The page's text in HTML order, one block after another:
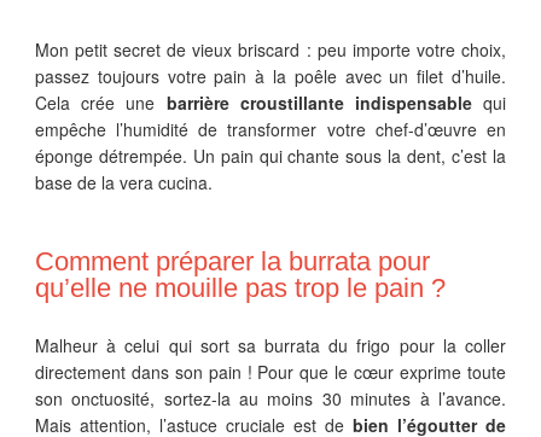
Mon petit secret de vieux briscard : peu importe votre choix,
passez toujours votre pain à la poêle avec un filet d’huile.
Cela crée une barrière croustillante indispensablequi
empêche l’humidité de transformer votre chef-d’œuvre en
éponge détrempée. Un pain qui chante sous la dent, c’est la
base de la vera cucina.
Comment préparer la burrata pour
qu’elle ne mouille pas trop le pain ?
Malheur à celui qui sort sa burrata du frigo pour la coller
directement dans son pain ! Pour que le cœur exprime toute
son onctuosité, sortez-la au moins 30 minutes à l’avance.
Mais attention, l’astuce cruciale est debien l’égoutter de